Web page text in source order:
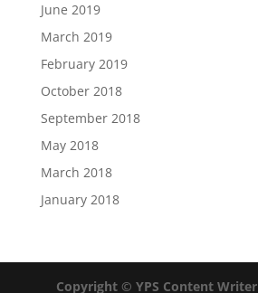
June 2019
March 2019
February 2019
October 2018
September 2018
May 2018
March 2018
January 2018
Copyright © YPS Content Writer